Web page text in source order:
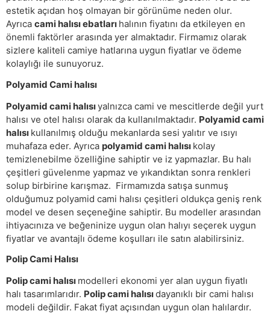
estetik açıdan hoş olmayan bir görünüme neden olur.
Ayrıca cami halısı ebatları halının fiyatını da etkileyen en
önemli faktörler arasında yer almaktadır. Firmamız olarak
sizlere kaliteli camiye hatlarına uygun fiyatlar ve ödeme
kolaylığı ile sunuyoruz.
Polyamid Cami halısı
Polyamid cami halısıyalnızca cami ve mescitlerde değil yurt
halısı ve otel halısı olarak da kullanılmaktadır. Polyamid cami
halısı kullanılmış olduğu mekanlarda sesi yalıtır ve ısıyı
muhafaza eder. Ayrıca polyamid cami halısı kolay
temizlenebilme özelliğine sahiptir ve iz yapmazlar. Bu halı
çeşitleri güvelenme yapmaz ve yıkandıktan sonra renkleri
solup birbirine karışmaz. Firmamızda satışa sunmuş
olduğumuz polyamid cami halısı çeşitleri oldukça geniş renk
model ve desen seçeneğine sahiptir. Bu modeller arasından
ihtiyacınıza ve beğeninize uygun olan halıyı seçerek uygun
fiyatlar ve avantajlı ödeme koşulları ile satın alabilirsiniz.
Polip Cami Halısı
Polip cami halısı modelleri ekonomi yer alan uygun fiyatlı
halı tasarımlarıdır. Polip cami halısıdayanıklı bir cami halısı
modeli değildir. Fakat fiyat açısından uygun olan halılardır.